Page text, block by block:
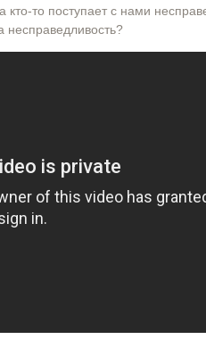
кто-то поступает с нами
несправедливость?